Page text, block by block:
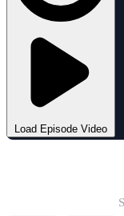
Load Episode Video